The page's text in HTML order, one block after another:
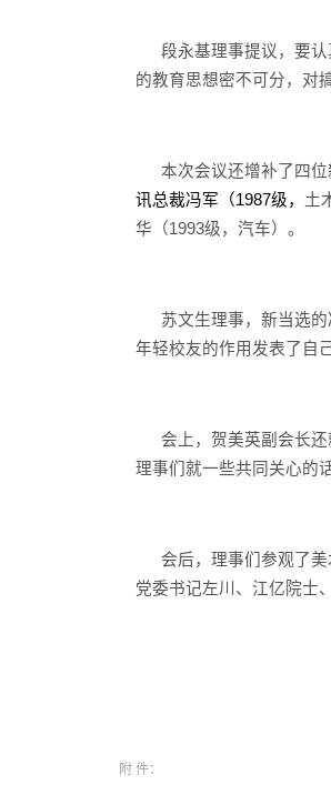
段永基理事提议，要
的教育思想密不可分，对
本次会议还增补了四
讯总裁冯军（1987级， 土
华（1993级，汽车）。
苏文生理事，新当选
年轻校友的作用发表了自
会上，贺美英副会长
理事们就一些共同关心的
会后，理事们参观了
党委书记左川、江亿院士、
附 件：